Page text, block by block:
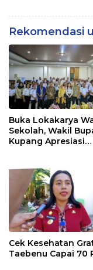
Rekomendasi
Buka Lokakarya
Sekolah, Wakil
Kupang Apresiasi
Cek Kesehatan
Taebenu Capai 70